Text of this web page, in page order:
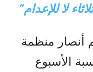
لا للإعدام”
أنصار منظمة
الأسبوع